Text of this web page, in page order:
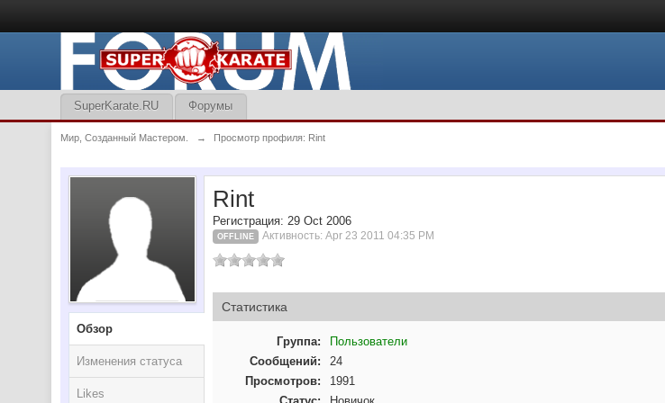
SuperKarate.RU Форумы
Мир, Созданный Мастером. → Просмотр профиля: Rint
Обзор
Изменения статуса
Likes
Rint
Регистрация: 29 Oct 2006
OFFLINE Активность: Apr 23 2011 04:35 PM
Статистика
Группа:
Пользователи
Сообщений:
24
Просмотров:
1991